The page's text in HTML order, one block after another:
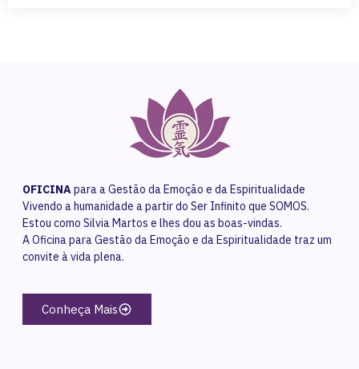
OFICINApara a Gestão da Emoção e da Espiritualidade
Vivendo a humanidade a partir do Ser Infinito que SOMOS.
Estou como Silvia Martos e lhes dou as boas-vindas.
A Oficina para Gestão da Emoção e da Espiritualidade traz um
convite à vida plena.
Conheça Mais